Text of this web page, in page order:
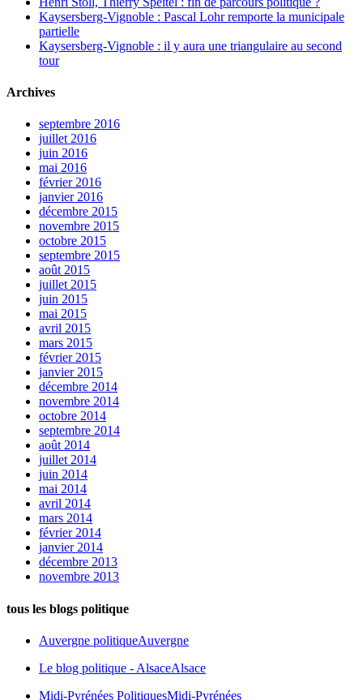
Kaysersberg-Vignoble : Pascal Lohr remporte la municipale
partielle
Kaysersberg-Vignoble : il y aura une triangulaire au second
tour
Archives
septembre 2016
juillet 2016
juin 2016
mai 2016
février 2016
janvier 2016
décembre 2015
novembre 2015
octobre 2015
septembre 2015
août 2015
juillet 2015
juin 2015
mai 2015
avril 2015
mars 2015
février 2015
janvier 2015
décembre 2014
novembre 2014
octobre 2014
septembre 2014
août 2014
juillet 2014
juin 2014
mai 2014
avril 2014
mars 2014
février 2014
janvier 2014
décembre 2013
novembre 2013
tous les blogs politique
Auvergne politiqueAuvergne
Le blog politique - AlsaceAlsace
Midi-Pyrénées PolitiquesMidi-Pyrénées